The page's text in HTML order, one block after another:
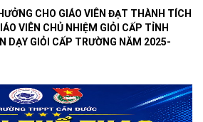
CHO GIÁO VIÊN ĐẠT THÀNH TÍCH
VIÊN CHỦ NHIỆM GIỎI CẤP TỈNH
DẠY GIỎI CẤP TRƯỜNG NĂM 2025-